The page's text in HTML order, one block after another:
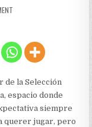
PARA
JUGAR”,
DANIEL
de la Selección
espacio donde
siempre
querer jugar, pero